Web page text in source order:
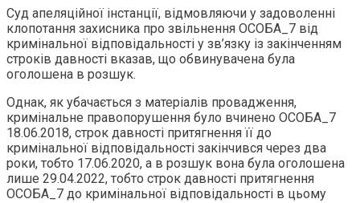
Суд апеляційної інстанції, відмовляючи у задоволенні
клопотання захисника про звільнення ОСОБА_7 від
кримінальної відповідальності у зв’язку із закінченням
строків давності вказав, що обвинувачена була
оголошена в розшук.
Однак, як убачається з матеріалів провадження,
кримінальне правопорушення було вчинено ОСОБА_7
18.06.2018, строк давності притягнення її до
кримінальної відповідальності закінчився через два
роки, тобто 17.06.2020, а в розшук вона була оголошена
лише 29.04.2022, тобто строк давності притягнення
ОСОБА_7 до кримінальної відповідальності в цьому